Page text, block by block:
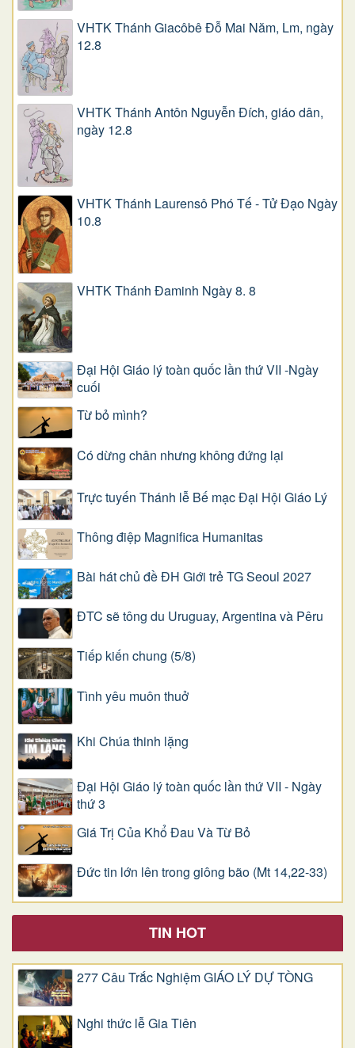
VHTK Thánh Giacôbê Ðỗ Mai Năm, Lm, ngày
12.8
VHTK Thánh Antôn Nguyễn Ðích, giáo dân,
ngày 12.8
VHTK Thánh Laurensô Phó Tế - Tử Đạo Ngày
10.8
VHTK Thánh Đaminh Ngày 8. 8
Đại Hội Giáo lý toàn quốc lần thứ VII -Ngày
cuối
Từ bỏ mình?
Có dừng chân nhưng không đứng lại
Trực tuyến Thánh lễ Bế mạc Đại Hội Giáo Lý
Thông điệp Magnifica Humanitas
Bài hát chủ đề ĐH Giới trẻ TG Seoul 2027
ĐTC sẽ tông du Uruguay, Argentina và Pêru
Tiếp kiến chung (5/8)
Tình yêu muôn thuở
Khi Chúa thinh lặng
Đại Hội Giáo lý toàn quốc lần thứ VII - Ngày
thứ 3
Giá Trị Của Khổ Ðau Và Từ Bỏ
Đức tin lớn lên trong giông bão (Mt 14,22-33)
TIN HOT
277 Câu Trắc Nghiệm GIÁO LÝ DỰ TÒNG
Nghi thức lễ Gia Tiên